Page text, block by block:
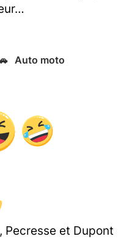
Auto moto
Pecresse et Dupont